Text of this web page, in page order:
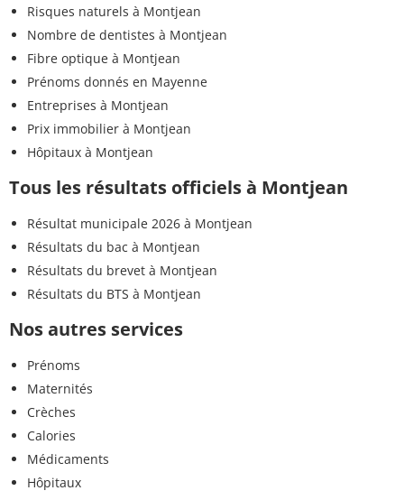
Risques naturels à Montjean
Nombre de dentistes à Montjean
Fibre optique à Montjean
Prénoms donnés en Mayenne
Entreprises à Montjean
Prix immobilier à Montjean
Hôpitaux à Montjean
Tous les résultats officiels à Montjean
Résultat municipale 2026 à Montjean
Résultats du bac à Montjean
Résultats du brevet à Montjean
Résultats du BTS à Montjean
Nos autres services
Prénoms
Maternités
Crèches
Calories
Médicaments
Hôpitaux